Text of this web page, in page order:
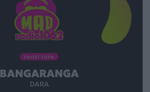
ΠΑΙΖΕΙ ΤΩΡΑ
BANGARANGA
DARA